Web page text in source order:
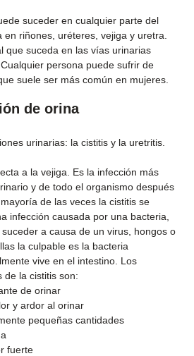
suceder en cualquier parte del
riñones, uréteres, vejiga y uretra.
que suceda en las vías urinarias
persona puede sufrir de
suele ser más común en mujeres.
de orina
urinarias: la cistitis y la uretritis.
a la vejiga. Es la infección más
y de todo el organismo después
de las veces la cistitis se
infección causada por una bacteria,
a causa de un virus, hongos o
la culpable es la bacteria
vive en el intestino. Los
de la cistitis son:
de orinar
y ardor al orinar
pequeñas cantidades
fuerte